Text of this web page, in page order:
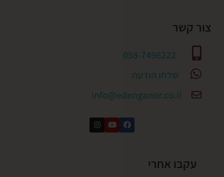
צור קשר
058-7496222
שלחו הודעה
info@edenganor.co.il
עקבו אחרי